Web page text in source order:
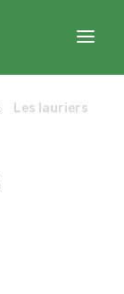
Les lauriers